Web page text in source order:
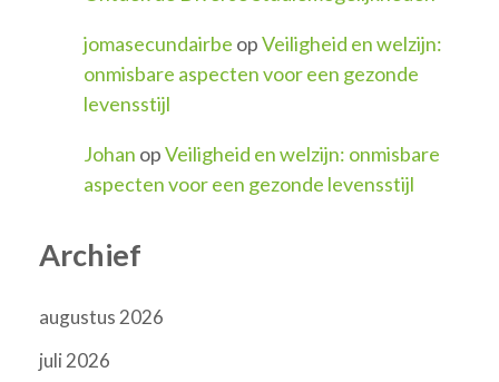
jomasecundairbe opVeiligheid en welzijn:
onmisbare aspecten voor een gezonde
levensstijl
Johan opVeiligheid en welzijn: onmisbare
aspecten voor een gezonde levensstijl
Archief
augustus 2026
juli 2026